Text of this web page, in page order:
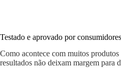
Testado e aprovado por consumidores
Como acontece com muitos
resultados não deixam margem para